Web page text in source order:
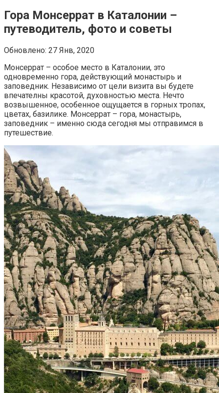
Гора Монсеррат в Каталонии –
путеводитель, фото и советы
Обновлено: 27 Янв, 2020
Монсеррат – особое место в Каталонии, это
одновременно гора, действующий монастырь и
заповедник. Независимо от цели визита вы будете
впечателны красотой, духовностью места. Нечто
возвышенное, особенное ощущается в горных тропах,
цветах, базилике. Монсеррат – гора, монастырь,
заповедник – именно сюда сегодня мы отправимся в
путешествие.